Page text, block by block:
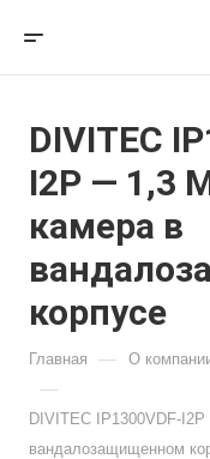
DIVITEC
I2P — 1,3
камера в
корпусе
Главная — О
—
DIVITEC IP1300VDF-
вандалозащищенном